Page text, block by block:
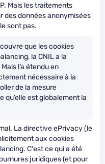
Mais les traitements
des données anonymisées
sont pas.
que les cookies
la CNIL a la
l’a étendu en
nécessaire à la
de la mesure
qu’elle est globalement la
La directive ePrivacy (le
aux cookies
C'est ce qui a été
juridiques (et pour